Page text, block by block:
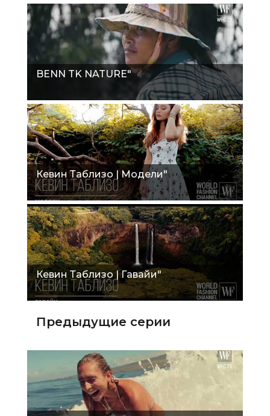
BENN TK NATURE"
Кевин Таблизо | Модели"
Кевин Таблизо | Гавайи"
Предыдущие серии